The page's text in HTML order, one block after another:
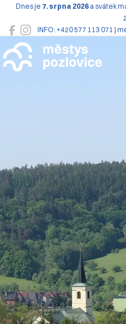
INFO: +420 577 113 071 |
Dnes je 7. srpna 2026 a svátek
Pozlovice